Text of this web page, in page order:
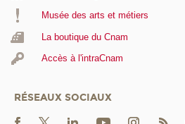
Musée des arts et métiers
La boutique du Cnam
Accès à l'intraCnam
RÉSEAUX SOCIAUX